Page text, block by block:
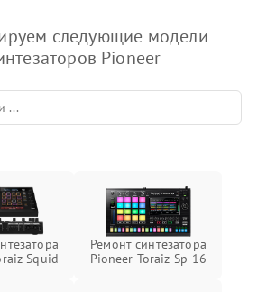
следующие модели
Pioneer
Squid
Ремонт синтезатора
Pioneer Toraiz Sp-16